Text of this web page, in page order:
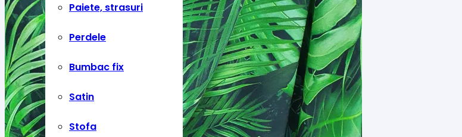
Paiete, strasuri
Perdele
Bumbac fix
Satin
Stofa